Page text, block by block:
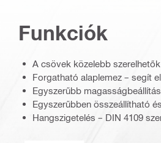
Funkciók
A csövek közelebb
Forgatható alaplemez – segít
Egyszerűbb magasságbeállítás
Egyszerűbben összeállítható
Hangszigetelés – DIN 4109